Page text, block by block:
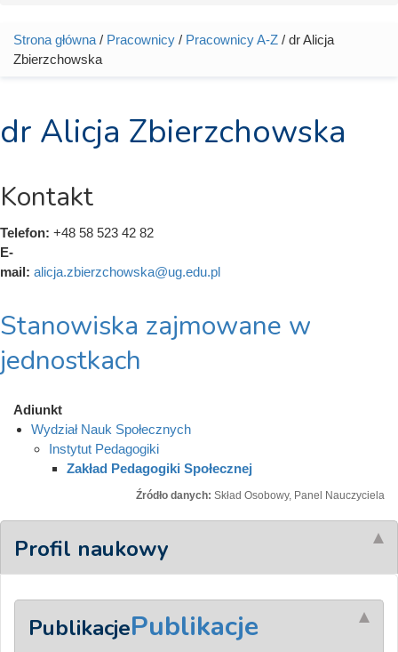
Jesteś tutaj
Strona główna / Pracownicy / Pracownicy A-Z / dr Alicja
Zbierzchowska
dr Alicja Zbierzchowska
Kontakt
Telefon: +48 58 523 42 82
E-
mail: alicja.zbierzchowska@ug.edu.pl
Stanowiska zajmowane w
jednostkach
Adiunkt
Wydział Nauk Społecznych
Instytut Pedagogiki
Zakład Pedagogiki Społecznej
Źródło danych: Skład Osobowy, Panel Nauczyciela
Profil naukowy
PublikacjePublikacje